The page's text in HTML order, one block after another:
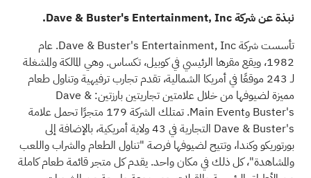
نبذة عن شركة Dave & Buster's Entertainment, Inc.
تأسست شركة Dave & Buster's Entertainment, Inc. عام
1982، ويقع مقرها الرئيسي في كوبيل، تكساس. وهي المالكة والمشغلة
لـ 243 موقعًا في أمريكا الشمالية، تقدم تجارب ترفيهية وتناول طعام
مميزة لضيوفها من خلال علامتين تجاريتين بارزتين: Dave &
Buster's وMain Event. تمتلك الشركة 179 متجرًا تحمل علامة
Dave & Buster's التجارية في 43 ولاية أمريكية، بالإضافة إلى
بورتوريكو وكندا، وتتيح لضيوفها فرصة "تناول الطعام والشراب واللعب
والمشاهدة"، كل ذلك في مكان واحد. يقدم كل متجر قائمة طعام كاملة